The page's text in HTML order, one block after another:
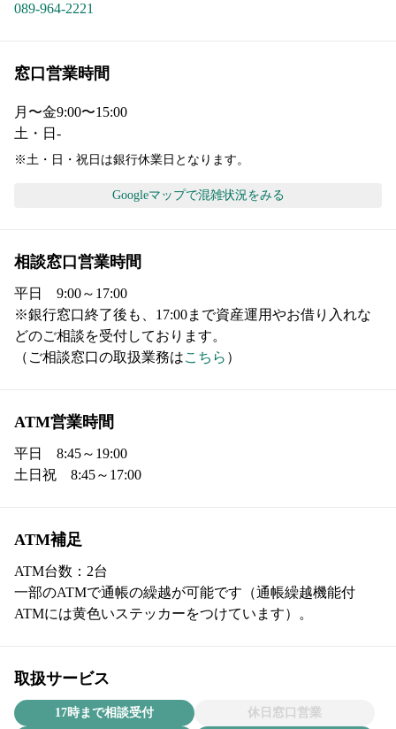
089-964-2221
窓口営業時間
月〜金9:00〜15:00
土・日 -
※土・日・祝日は銀行休業日となります。
Googleマップで混雑状況をみる
相談窓口営業時間
平日　9:00～17:00
※銀行窓口終了後も、17:00まで資産運用やお借り入れな
どのご相談を受付しております。
（ご相談窓口の取扱業務はこちら ）
ATM営業時間
平日　8:45～19:00
土日祝　8:45～17:00
ATM補足
ATM台数：2台
一部のATMで通帳の繰越が可能です（通帳繰越機能付
ATMには黄色いステッカーをつけています）。
取扱サービス
17時まで相談受付 休日窓口営業